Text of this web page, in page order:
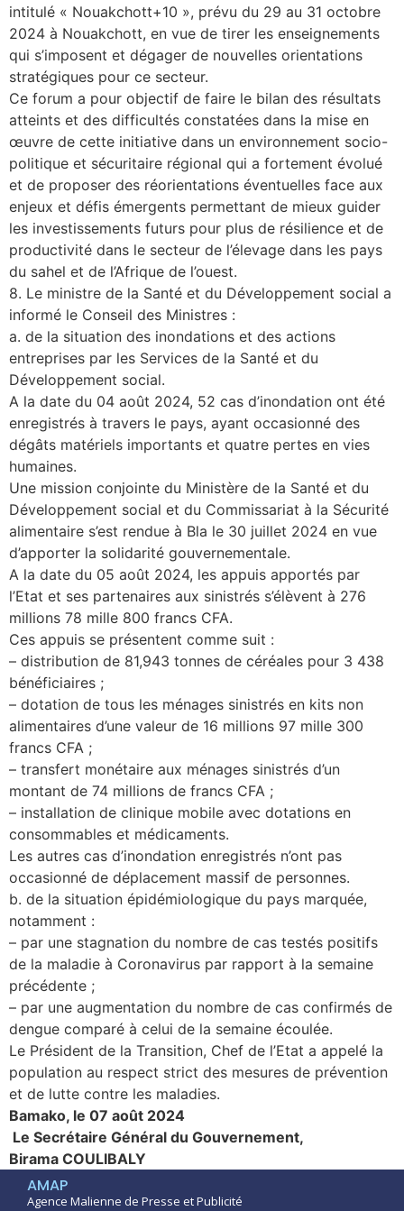
intitulé « Nouakchott+10 », prévu du 29 au 31 octobre
2024 à Nouakchott, en vue de tirer les enseignements
qui s’imposent et dégager de nouvelles orientations
stratégiques pour ce secteur.
Ce forum a pour objectif de faire le bilan des résultats
atteints et des difficultés constatées dans la mise en
œuvre de cette initiative dans un environnement socio-
politique et sécuritaire régional qui a fortement évolué
et de proposer des réorientations éventuelles face aux
enjeux et défis émergents permettant de mieux guider
les investissements futurs pour plus de résilience et de
productivité dans le secteur de l’élevage dans les pays
du sahel et de l’Afrique de l’ouest.
8. Le ministre de la Santé et du Développement social a
informé le Conseil des Ministres :
a. de la situation des inondations et des actions
entreprises par les Services de la Santé et du
Développement social.
A la date du 04 août 2024, 52 cas d’inondation ont été
enregistrés à travers le pays, ayant occasionné des
dégâts matériels importants et quatre pertes en vies
humaines.
Une mission conjointe du Ministère de la Santé et du
Développement social et du Commissariat à la Sécurité
alimentaire s’est rendue à Bla le 30 juillet 2024 en vue
d’apporter la solidarité gouvernementale.
A la date du 05 août 2024, les appuis apportés par
l’Etat et ses partenaires aux sinistrés s’élèvent à 276
millions 78 mille 800 francs CFA.
Ces appuis se présentent comme suit :
– distribution de 81,943 tonnes de céréales pour 3 438
bénéficiaires ;
– dotation de tous les ménages sinistrés en kits non
alimentaires d’une valeur de 16 millions 97 mille 300
francs CFA ;
– transfert monétaire aux ménages sinistrés d’un
montant de 74 millions de francs CFA ;
– installation de clinique mobile avec dotations en
consommables et médicaments.
Les autres cas d’inondation enregistrés n’ont pas
occasionné de déplacement massif de personnes.
b. de la situation épidémiologique du pays marquée,
notamment :
– par une stagnation du nombre de cas testés positifs
de la maladie à Coronavirus par rapport à la semaine
précédente ;
– par une augmentation du nombre de cas confirmés de
dengue comparé à celui de la semaine écoulée.
Le Président de la Transition, Chef de l’Etat a appelé la
population au respect strict des mesures de prévention
et de lutte contre les maladies.
Bamako, le 07 août 2024
Le Secrétaire Général du Gouvernement,
Birama COULIBALY
AMAP
Agence Malienne de Presse et Publicité